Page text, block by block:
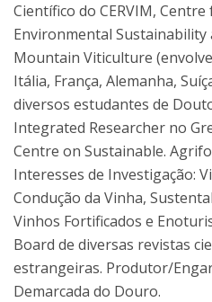
Científico do CERVIM, Centre
Environmental Sustainability
Mountain Viticulture
Itália, França, Alemanha,
diversos estudantes de
Integrated Researcher no
Centre on Sustainable.
Interesses de Investigação:
Condução da Vinha,
Vinhos Fortificados e
Board de diversas revistas
estrangeiras. Produtor/
Demarcada do Douro.